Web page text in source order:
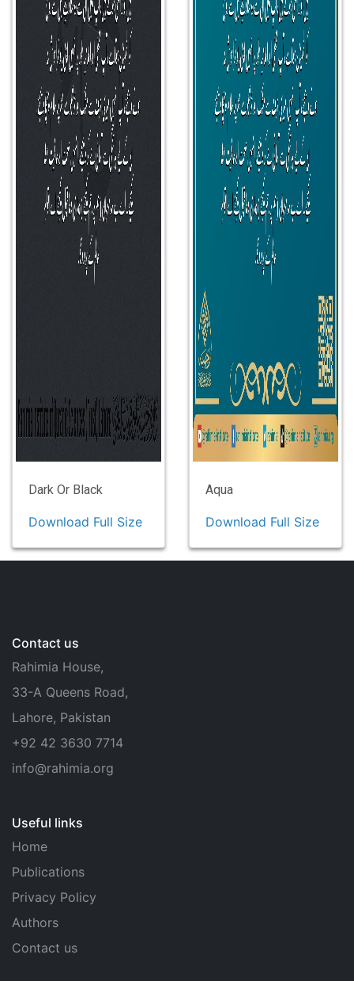
Dark Or Black
Download Full Size
Aqua
Download Full Size
Contact us
Rahimia House,
33-A Queens Road,
Lahore, Pakistan
+92 42 3630 7714
info@rahimia.org
Useful links
Home
Publications
Privacy Policy
Authors
Contact us